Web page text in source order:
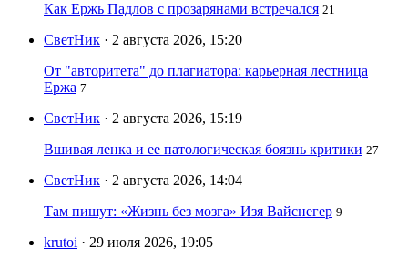
Как Ержь Падлов с прозарянами встречался 21
СветНик · 2 августа 2026, 15:20
От "авторитета" до плагиатора: карьерная лестница
Ержа 7
СветНик · 2 августа 2026, 15:19
Вшивая ленка и ее патологическая боязнь критики 27
СветНик · 2 августа 2026, 14:04
Там пишут: «Жизнь без мозга» Изя Вайснегер 9
krutoi · 29 июля 2026, 19:05